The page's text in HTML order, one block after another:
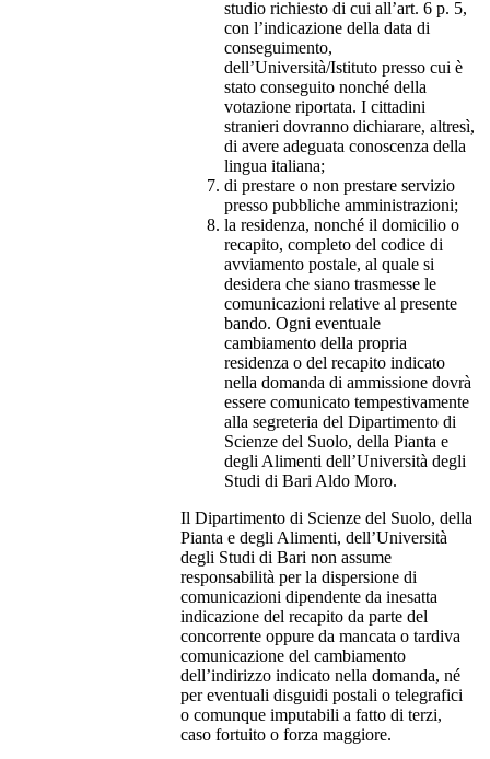
studio richiesto di cui all’art. 6 p. 5,
con l’indicazione della data di
conseguimento,
dell’Università/Istituto presso cui è
stato conseguito nonché della
votazione riportata. I cittadini
stranieri dovranno dichiarare, altresì,
di avere adeguata conoscenza della
lingua italiana;
di prestare o non prestare servizio
presso pubbliche amministrazioni;
la residenza, nonché il domicilio o
recapito, completo del codice di
avviamento postale, al quale si
desidera che siano trasmesse le
comunicazioni relative al presente
bando. Ogni eventuale
cambiamento della propria
residenza o del recapito indicato
nella domanda di ammissione dovrà
essere comunicato tempestivamente
alla segreteria del Dipartimento di
Scienze del Suolo, della Pianta e
degli Alimenti dell’Università degli
Studi di Bari Aldo Moro.
Il Dipartimento di Scienze del Suolo, della
Pianta e degli Alimenti, dell’Università
degli Studi di Bari non assume
responsabilità per la dispersione di
comunicazioni dipendente da inesatta
indicazione del recapito da parte del
concorrente oppure da mancata o tardiva
comunicazione del cambiamento
dell’indirizzo indicato nella domanda, né
per eventuali disguidi postali o telegrafici
o comunque imputabili a fatto di terzi,
caso fortuito o forza maggiore.